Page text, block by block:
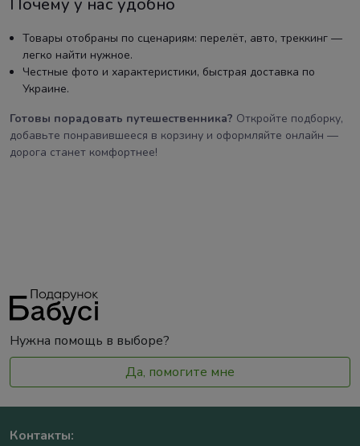
Товары отобраны по сценариям: перелёт, авто, треккинг —
легко найти нужное.
Честные фото и характеристики, быстрая доставка по
Украине.
Готовы порадовать путешественника? Откройте подборку,
добавьте понравившееся в корзину и оформляйте онлайн —
дорога станет комфортнее!
Нужна помощь в выборе?
Да, помогите мне
Контакты: